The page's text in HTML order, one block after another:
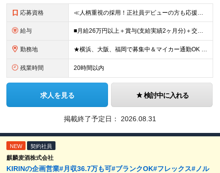
応募資格 ≪人柄重視の採用！正社員デビューの方も応援◎≫ ★フリーターの方、転職回数なども一切不問 ■未経験OK ■学歴不問 ■普通自動車免許をお持ちの方（AT限定可） ≪こんな方にピッタリです！≫ ◎未経験
給与 ■月給26万円以上＋賞与(支給実績2ヶ月分)＋交通費 ★6月からはチームインセンティブも新たに導入予定！ ※スキル・経験を考慮の上、決定いたします ※上記には見込み残業代2万円以上（24時間分）を含
勤務地 ★横浜、大阪、福岡で募集中＆マイカー通勤OK ★転勤はありません ★希望の勤務地に配属します 【本社】 神奈川県横浜市戸塚区矢部町65 イェルコローレビル1F 【大阪オフィス】 大阪府大阪市北区池
残業時間 20時間以内
求人を見る 検討中に入れる
掲載終了予定日： 2026.08.31
NEW 契約社員
麒麟麦酒株式会社
KIRINの企画営業#月収36.7万も可#ブランクOK#フレックス#ノル